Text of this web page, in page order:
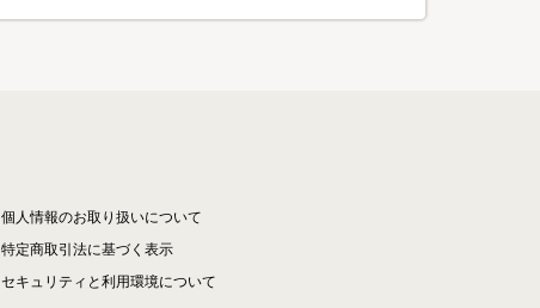
個人情報のお取り扱いについて
特定商取引法に基づく表示
セキュリティと利用環境について